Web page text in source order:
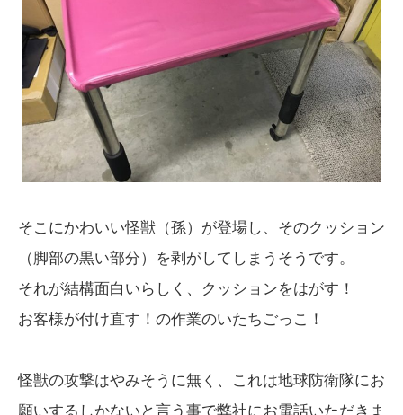
そこにかわいい怪獣（孫）が登場し、そのクッション
（脚部の黒い部分）を剥がしてしまうそうです。
それが結構面白いらしく、クッションをはがす！
お客様が付け直す！の作業のいたちごっこ！
怪獣の攻撃はやみそうに無く、これは地球防衛隊にお
願いするしかないと言う事で弊社にお電話いただきま